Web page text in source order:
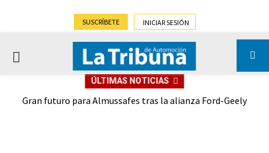
SUSCRÍBETE INICIAR SESIÓN
PRIMARY
ÚLTIMAS NOTICIAS
Gran futuro para Almussafes tras la alianza Ford-Geely